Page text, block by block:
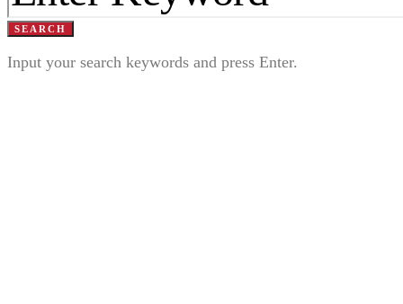
SEARCH
Input your search keywords and press Enter.